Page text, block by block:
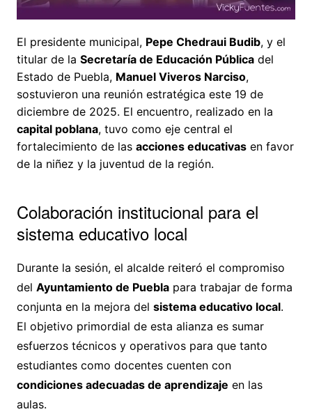
El presidente municipal, Pepe Chedraui Budib, y el
titular de la Secretaría de Educación Públicadel
Estado de Puebla, Manuel Viveros Narciso,
sostuvieron una reunión estratégica este 19 de
diciembre de 2025. El encuentro, realizado en la
capital poblana, tuvo como eje central el
fortalecimiento de las acciones educativasen favor
de la niñez y la juventud de la región.
Colaboración institucional para el
sistema educativo local
Durante la sesión, el alcalde reiteró el compromiso
del Ayuntamiento de Pueblapara trabajar de forma
conjunta en la mejora del sistema educativo local.
El objetivo primordial de esta alianza es sumar
esfuerzos técnicos y operativos para que tanto
estudiantes como docentes cuenten con
condiciones adecuadas de aprendizaje en las
aulas.